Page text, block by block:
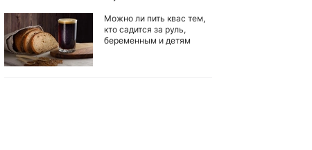
Можно ли пить квас тем,
кто садится за руль,
беременным и детям